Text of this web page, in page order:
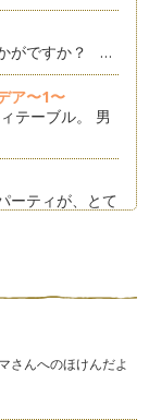
がですか？ …
ア〜1〜
テーブル。 男
ーティが、とて
ートのかわい
デー
ースデー〜１歳
さんへのほけんだよ